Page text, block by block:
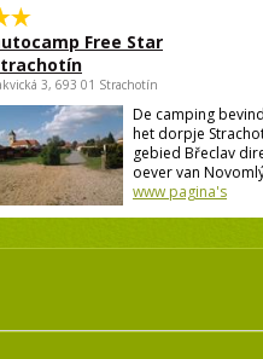
Free Star
3, 693 01 Strachotín
De camping
het dorpje
gebied Břeclav
oever van
www pagina's